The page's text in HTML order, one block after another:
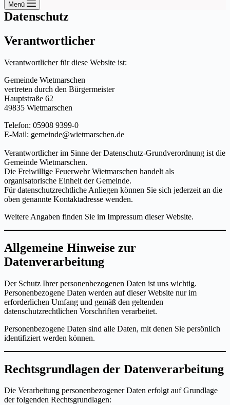
Menü
Datenschutz
Verantwortlicher
Verantwortlicher für diese Website ist:
Gemeinde Wietmarschen
vertreten durch den Bürgermeister
Hauptstraße 62
49835 Wietmarschen
Telefon: 05908 9399-0
E-Mail: gemeinde@wietmarschen.de
Verantwortlicher im Sinne der Datenschutz-Grundverordnung ist die
Gemeinde Wietmarschen.
Die Freiwillige Feuerwehr Wietmarschen handelt als
organisatorische Einheit der Gemeinde.
Für datenschutzrechtliche Anliegen können Sie sich jederzeit an die
oben genannte Kontaktadresse wenden.
Weitere Angaben finden Sie im Impressum dieser Website.
Allgemeine Hinweise zur
Datenverarbeitung
Der Schutz Ihrer personenbezogenen Daten ist uns wichtig.
Personenbezogene Daten werden auf dieser Website nur im
erforderlichen Umfang und gemäß den geltenden
datenschutzrechtlichen Vorschriften verarbeitet.
Personenbezogene Daten sind alle Daten, mit denen Sie persönlich
identifiziert werden können.
Rechtsgrundlagen der Datenverarbeitung
Die Verarbeitung personenbezogener Daten erfolgt auf Grundlage
der folgenden Rechtsgrundlagen: